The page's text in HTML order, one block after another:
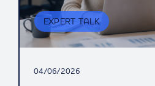
EXPERT TALK
04/06/2026